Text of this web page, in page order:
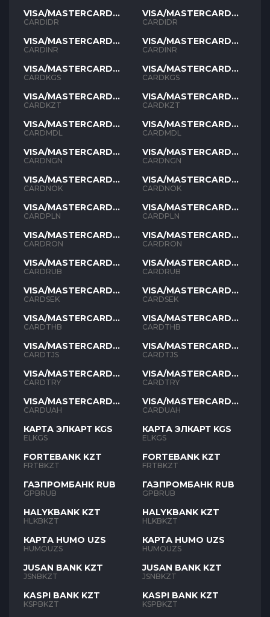
VISA/MASTERCARD
IDR
CARDIDR
VISA/MASTERCARD
INR
CARDINR
VISA/MASTERCARD
KGS
CARDKGS
VISA/MASTERCARD
KZT
CARDKZT
VISA/MASTERCARD
MDL
CARDMDL
VISA/MASTERCARD
NGN
CARDNGN
VISA/MASTERCARD
NOK
CARDNOK
VISA/MASTERCARD
PLN
CARDPLN
VISA/MASTERCARD
RON
CARDRON
VISA/MASTERCARD
RUB
CARDRUB
VISA/MASTERCARD
SEK
CARDSEK
VISA/MASTERCARD
THB
CARDTHB
VISA/MASTERCARD
TJS
CARDTJS
VISA/MASTERCARD
TYR
CARDTRY
VISA/MASTERCARD
UAH
CARDUAH
КАРТА ЭЛКАРТ KGS
ELKGS
FORTEBANK KZT
FRTBKZT
ГАЗПРОМБАНК RUB
GPBRUB
HALYKBANK KZT
HLKBKZT
КАРТА HUMO UZS
HUMOUZS
JUSAN BANK KZT
JSNBKZT
KASPI BANK KZT
KSPBKZT
VISA/MASTERCARD
IDR
CARDIDR
VISA/MASTERCARD
INR
CARDINR
VISA/MASTERCARD
KGS
CARDKGS
VISA/MASTERCARD
KZT
CARDKZT
VISA/MASTERCARD
MDL
CARDMDL
VISA/MASTERCARD
NGN
CARDNGN
VISA/MASTERCARD
NOK
CARDNOK
VISA/MASTERCARD
PLN
CARDPLN
VISA/MASTERCARD
RON
CARDRON
VISA/MASTERCARD
RUB
CARDRUB
VISA/MASTERCARD
SEK
CARDSEK
VISA/MASTERCARD
THB
CARDTHB
VISA/MASTERCARD
TJS
CARDTJS
VISA/MASTERCARD
TYR
CARDTRY
VISA/MASTERCARD
UAH
CARDUAH
КАРТА ЭЛКАРТ KGS
ELKGS
FORTEBANK KZT
FRTBKZT
ГАЗПРОМБАНК RUB
GPBRUB
HALYKBANK KZT
HLKBKZT
КАРТА HUMO UZS
HUMOUZS
JUSAN BANK KZT
JSNBKZT
KASPI BANK KZT
KSPBKZT